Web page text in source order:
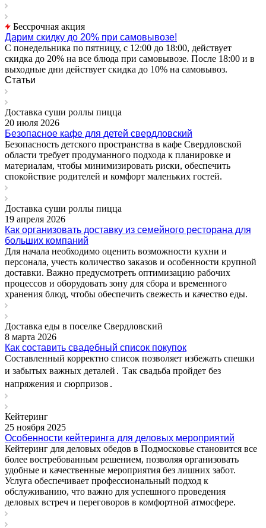
Бессрочная акция
Дарим скидку до 20% при самовывозе!
С понедельника по пятницу, с 12:00 до 18:00, действует
скидка до 20% на все блюда при самовывозе. После 18:00 и в
выходные дни действует скидка до 10% на самовывоз.
Статьи
Доставка суши роллы пицца
20 июля 2026
Безопасное кафе для детей свердловский
Безопасность детского пространства в кафе Свердловской
области требует продуманного подхода к планировке и
материалам, чтобы минимизировать риски, обеспечить
спокойствие родителей и комфорт маленьких гостей.
Доставка суши роллы пицца
19 апреля 2026
Как организовать доставку из семейного ресторана для
больших компаний
Для начала необходимо оценить возможности кухни и
персонала, учесть количество заказов и особенности крупной
доставки. Важно предусмотреть оптимизацию рабочих
процессов и оборудовать зону для сбора и временного
хранения блюд, чтобы обеспечить свежесть и качество еды.
Доставка еды в поселке Свердловский
8 марта 2026
Как составить свадебный список покупок
Составленный корректно список позволяет избежать спешки
и забытых важных деталей․ Так свадьба пройдет без
напряжения и сюрпризов․
Кейтеринг
25 ноября 2025
Особенности кейтеринга для деловых мероприятий
Кейтеринг для деловых обедов в Подмосковье становится все
более востребованным решением, позволяя организовать
удобные и качественные мероприятия без лишних забот.
Услуга обеспечивает профессиональный подход к
обслуживанию, что важно для успешного проведения
деловых встреч и переговоров в комфортной атмосфере.